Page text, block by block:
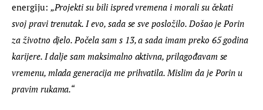
energiju: „Projekti su bili ispred vremena i morali su čekati
svoj pravi trenutak. I evo, sada se sve posložilo. Došao je Porin
za životno djelo. Počela sam s 13, a sada imam preko 65 godina
karijere. I dalje sam maksimalno aktivna, prilagođavam se
vremenu, mlada generacija me prihvatila. Mislim da je Porin u
pravim rukama.“